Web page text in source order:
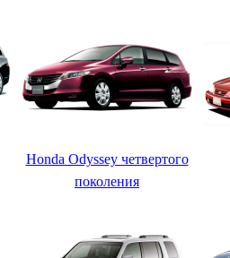
Honda Odyssey четвертого
поколения